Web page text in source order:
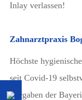
Inlay verlassen!
Zahnarztpraxis
Höchste
seit Covid-19
Vorgaben der